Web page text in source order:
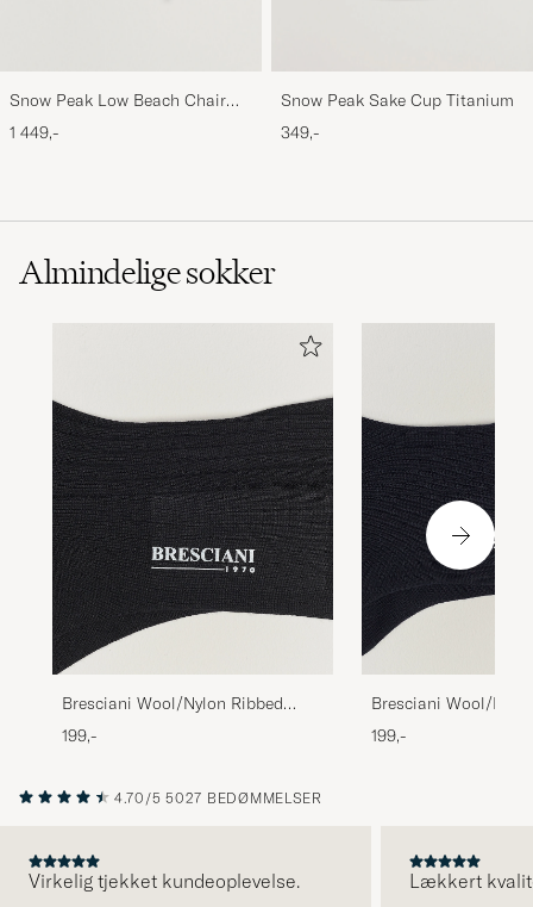
Snow Peak Low Beach Chair
Khaki
1 449,-
Snow Peak Sake Cup Titanium
349,-
Almindelige sokker
Bresciani Wool/Nylon Ribbed
Short Socks Black
199,-
Bresciani Wool/
Short Socks Navy
199,-
4.70/5 5027 BEDØMMELSER
Virkelig tjekket kundeoplevelse. Lækkert